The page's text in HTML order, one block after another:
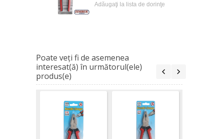
Adăugaţi la lista de dorinţe
Poate veţi fi de asemenea
interesat(ă) în următorul(ele)
produs(e)